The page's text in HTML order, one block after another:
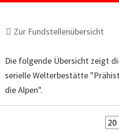
Zur Fundstellenübersicht
Die folgende Übersicht zeigt
serielle Welterbestätte
die Alpen".